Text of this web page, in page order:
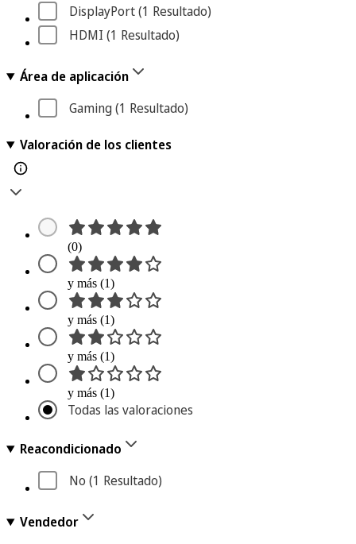
DisplayPort (1 Resultado)
HDMI (1 Resultado)
Área de aplicación
Gaming (1 Resultado)
Valoración de los clientes
(0)
y más (1)
y más (1)
y más (1)
y más (1)
Todas las valoraciones
Reacondicionado
No (1 Resultado)
Vendedor